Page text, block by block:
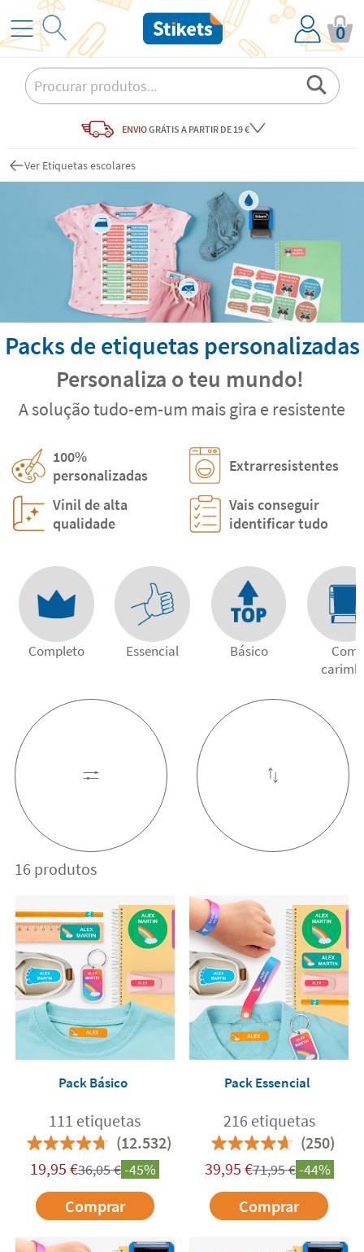
0
ENVIOGRÁTIS A PARTIR DE 19 €
Ver Etiquetas escolares
Packs de etiquetas personalizadas
Personaliza o teu mundo!
A solução tudo-em-um mais gira e resistente
100%
personalizadas
Extrarresistentes
Vinil de alta
qualidade
Vais conseguir
identificar tudo
Completo Essencial Básico
Com
16 produtos
Pack Básico
111 etiquetas
(12.532)
19,95 €36,05€-45%
Comprar
Pack Essencial
216 etiquetas
(250)
39,95 €71,95€-44%
Comprar